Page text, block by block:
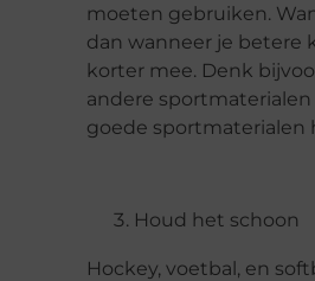
moeten gebruiken.
dan wanneer je betere
korter mee. Denk
andere
goede sportmaterialen
Houd het schoon
Hockey, voetbal, en